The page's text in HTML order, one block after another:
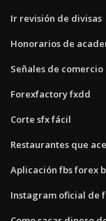
Ir revisión de divisas
Honorarios de
Señales de
Forexfactory fxdd
Corte sfx fácil
Restaurantes que
Aplicación fbs forex
Instagram oficial de